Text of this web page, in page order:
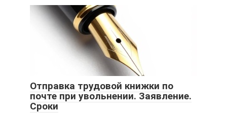
Отправка трудовой книжки по
почте при увольнении. Заявление.
Сроки